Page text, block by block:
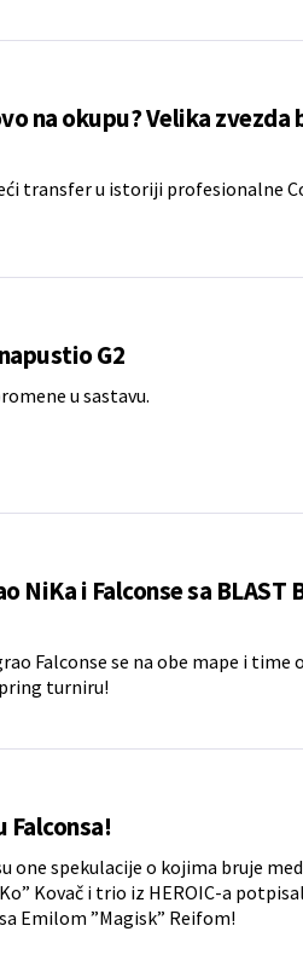
na okupu? Velika zvezda
transfer u istoriji profesionalne
G2
u sastavu.
NiKa i Falconse sa BLAST
Falconse se na obe mape i time
turniru!
Falconsa!
one spekulacije o kojima bruje
Kovač i trio iz HEROIC-a
Emilom ”Magisk” Reifom!